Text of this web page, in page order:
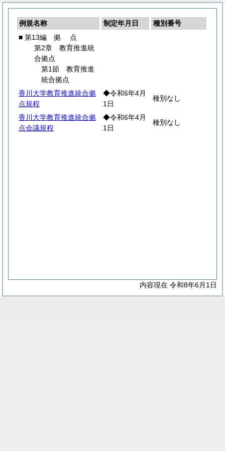
例規名称 制定年月日
種別番号
■ 第13編 拠
点
第2章 教育推進統
合拠点
第1節 教育推進
統合拠点
香川大学教育推進統合拠
点規程
◆令和6年4月
1日
種別なし
香川大学教育推進統合拠
点会議規程
◆令和6年4月
1日
種別なし
内容現在 令和8年6月1日